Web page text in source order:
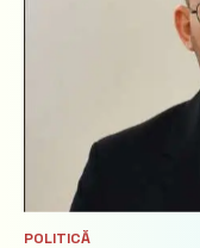
POLITICĂ